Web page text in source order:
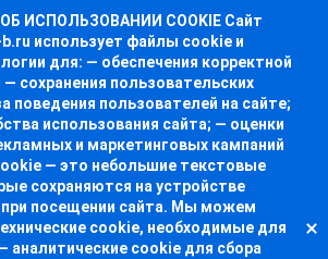
ИСПОЛЬЗОВАНИИ COOKIE Сайт
использует файлы cookie и
для: — обеспечения корректной
сохранения пользовательских
поведения пользователей на сайте;
использования сайта; — оценки
и маркетинговых кампаний
— это небольшие текстовые
сохраняются на устройстве
при посещении сайта. Мы можем
cookie, необходимые для
аналитические cookie для сбора